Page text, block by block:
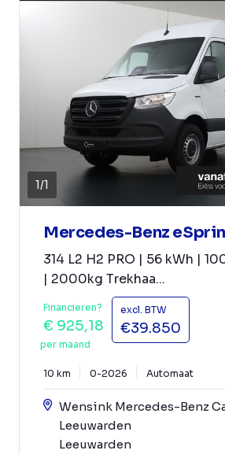
1/1
Mercedes-Benz
314 L2 H2 PRO | 56 kWh |
| 2000kg Trekhaa...
Financieren?
€ 925,18
per maand
excl. BTW
€39.850
10 km 0-2026 Automaat
Wensink Mercedes-Benz
Leeuwarden
Leeuwarden